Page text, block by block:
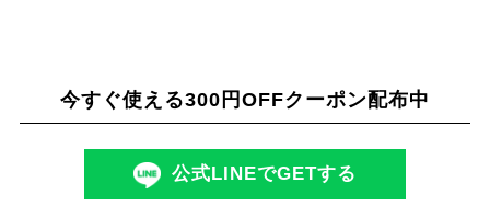
今すぐ使える300円OFFクーポン配布中
公式LINEでGETする